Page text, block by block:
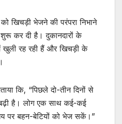
खिचड़ी भेजने की परंपरा निभाने
शुरू कर दी है। दुकानदारों के
खुली रह रही हैं और खिचड़ी के
कि, “पिछले दो-तीन दिनों से
है। लोग एक साथ कई-कई
पर बहन-बेटियों को भेज सकें।”